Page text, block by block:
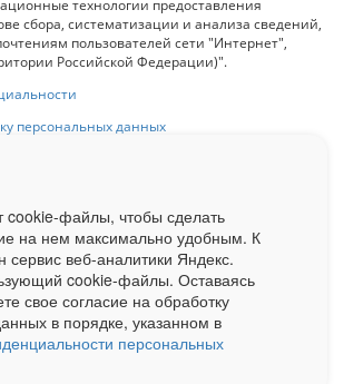
технологии предоставления
сбора, систематизации и анализа сведений,
пользователей сети "Интернет",
Российской Федерации)".
персональных данных
обязательна.
посещаемости доступна на сайте
статистика для рекламодателей по запросу
О нас Контакты
cookie-файлы, чтобы сделать
на нем максимально удобным. К
сервис веб-аналитики Яндекс.
cookie-файлы. Оставаясь
свое согласие на обработку
в порядке, указанном в
персональных